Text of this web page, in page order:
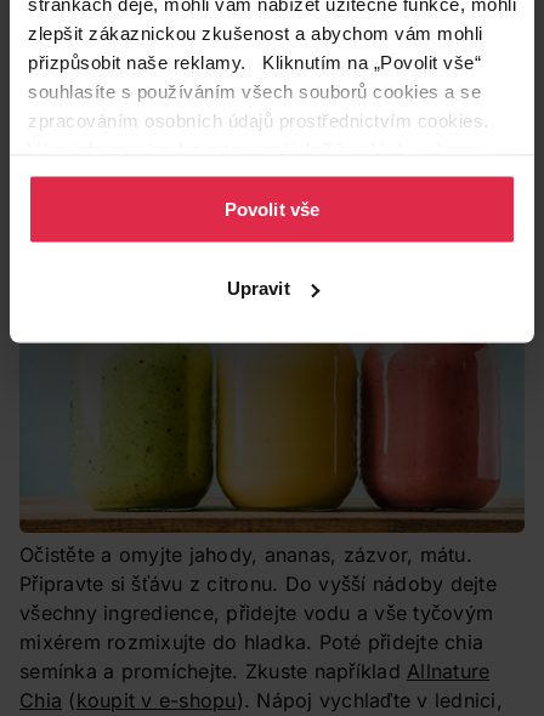
zlepšit zákaznickou zkušenost a abychom vám mohli
přizpůsobit naše reklamy. Kliknutím na „Povolit vše“
souhlasíte s používáním všech souborů cookies a se
zpracováním osobních údajů prostřednictvím cookies.
osobních údajů.
Povolit vše
Upravit
1 lžíce medu
20 g čerstvé máty
1 lžička chia semínek
6 dcl vody
Očistěte a omyjte jahody, ananas, zázvor, mátu.
Připravte si šťávu z citronu. Do vyšší nádoby dejte
všechny ingredience, přidejte vodu a vše tyčovým
mixérem rozmixujte do hladka. Poté přidejte chia
semínka a promíchejte. Zkuste například Allnature
Chia (koupit v e-shopu). Nápoj vychlaďte v lednici,